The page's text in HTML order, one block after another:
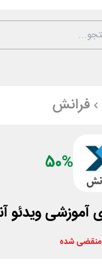
فرانش
50%
منقضی شده